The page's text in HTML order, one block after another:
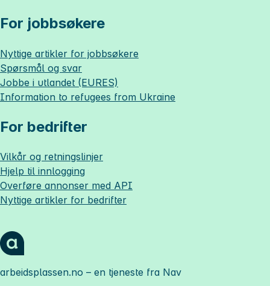
For jobbsøkere
Nyttige artikler for jobbsøkere
Spørsmål og svar
Jobbe i utlandet (EURES)
Information to refugees from Ukraine
For bedrifter
Vilkår og retningslinjer
Hjelp til innlogging
Overføre annonser med API
Nyttige artikler for bedrifter
arbeidsplassen.no – en tjeneste fra Nav